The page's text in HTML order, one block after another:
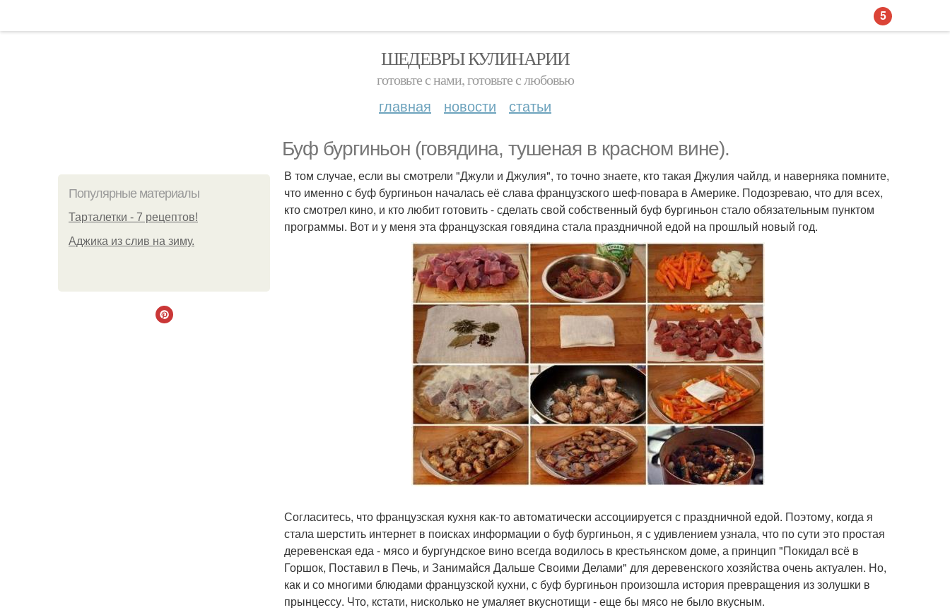
ШЕДЕВРЫ КУЛИНАРИИ
готовьте с нами, готовьте с любовью
главная новости статьи
Буф бургиньон (говядина, тушеная в красном вине).
Популярные материалы
Тарталетки - 7 рецептов!
Аджика из слив на зиму.
В том случае, если вы смотрели "Джyли и Джулия", то точно знаете, кто такая Джулия чайлд, и наверняка помните,
что именно с буф бургиньон началась её слава французского шеф-повара в Америке. Подозреваю, что для всех,
кто смотрел кино, и кто любит готовить - сделать свой собственный буф бургиньон стало обязательным пунктом
программы. Вот и у меня эта французская говядина стала праздничной едой на прошлый новый год.
Согласитесь, что французская кухня как-то автоматически ассоциируется с праздничной едой. Поэтому, когда я
стала шерстить интернет в поисках информации о буф бургиньон, я с удивлением узнала, что по сути это простая
деревенская еда - мясо и бургундское вино всегда водилось в крестьянском доме, а принцип "Покидал всё в
Горшок, Поставил в Печь, и Занимайся Дальше Своими Делами" для деревенского хозяйства очень актуален. Но,
как и со многими блюдами французской кухни, с буф бургиньон произошла история превращения из золушки в
прынцессу. Что, кстати, нисколько не умаляет вкуснотищи - еще бы мясо не было вкусным.
5